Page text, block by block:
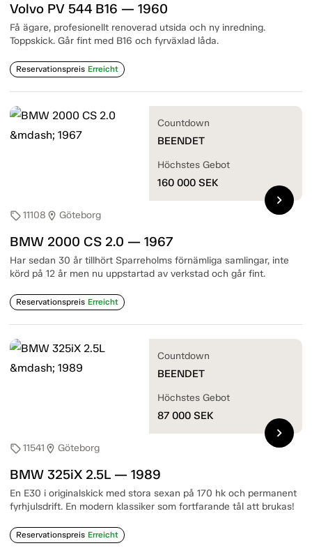
Volvo PV 544 B16 — 1960
Få ägare, profesionellt renoverad utsida och ny inredning.
Toppskick. Går fint med B16 och fyrväxlad låda.
Reservationspreis Erreicht
sell11108 location_on Göteborg
BMW 2000 CS 2.0 — 1967
Har sedan 30 år tillhört Sparreholms förnämliga samlingar, inte
körd på 12 år men nu uppstartad av verkstad och går fint.
Reservationspreis Erreicht
Countdown
BEENDET
Höchstes Gebot
160 000 SEK
chevron_right
sell11541 location_on Göteborg
BMW 325iX 2.5L — 1989
En E30 i originalskick med stora sexan på 170 hk och permanent
fyrhjulsdrift. En modern klassiker som fortfarande tål att brukas!
Reservationspreis Erreicht
Countdown
BEENDET
Höchstes Gebot
87 000 SEK
chevron_right